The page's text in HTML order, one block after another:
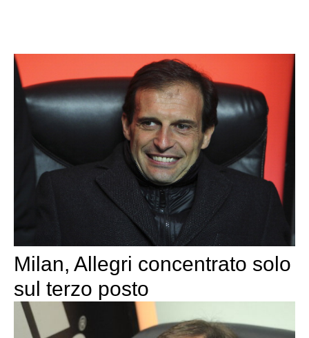
Milan, Allegri concentrato solo
sul terzo posto